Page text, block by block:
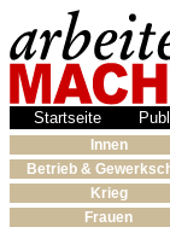
Startseite
Innen
Betrieb &
Krieg
Frauen